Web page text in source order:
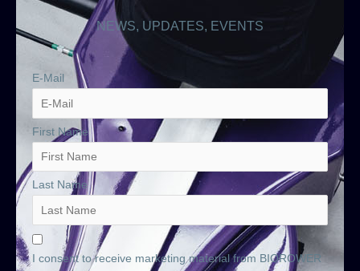
NEWS, UPDATES, EVENTS
E-Mail
First Name
Last Name
I consent to receive marketing material from BIOROWER